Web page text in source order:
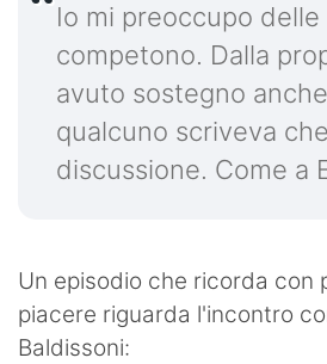
Io mi preoccupo
competono. Dalla
avuto sostegno
qualcuno scriveva
discussione. Come a
Un episodio che ricorda con
piacere riguarda l'incontro
Baldissoni: